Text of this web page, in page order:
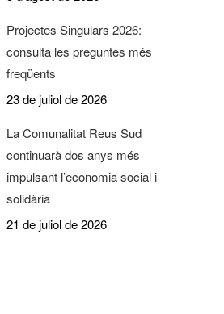
Projectes Singulars 2026:
consulta les preguntes més
freqüents
23 de juliol de 2026
La Comunalitat Reus Sud
continuarà dos anys més
impulsant l’economia social i
solidària
21 de juliol de 2026